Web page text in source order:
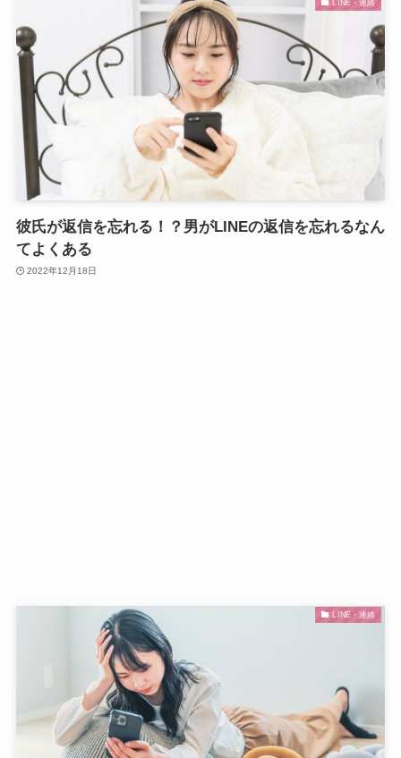
LINE・連絡
彼氏が返信を忘れる！？男がLINEの返信を忘れるなん
てよくある
2022年12月18日
LINE・連絡